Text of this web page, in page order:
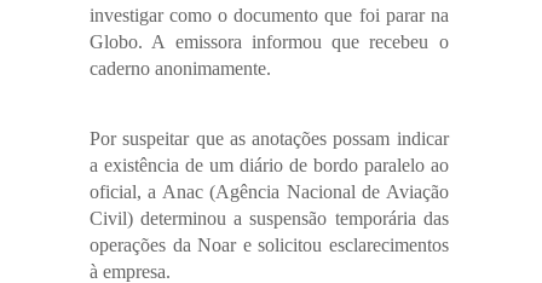
investigar como o documento que foi parar na
Globo. A emissora informou que recebeu o
caderno anonimamente.
Por suspeitar que as anotações possam indicar
a existência de um diário de bordo paralelo ao
oficial, a Anac (Agência Nacional de Aviação
Civil) determinou a suspensão temporária das
operações da Noar e solicitou esclarecimentos
à empresa.